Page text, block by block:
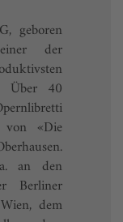
geboren
der
Über 40
«Die
an den
Berliner
dem